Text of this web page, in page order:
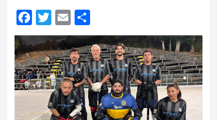
F
a
ce
b
o
o
k
T
wi
tt
er
E
m
ail
o
m
p
ar
tir